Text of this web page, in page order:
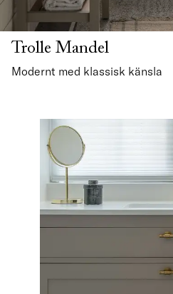
Trolle Mandel
Modernt med klassisk känsla